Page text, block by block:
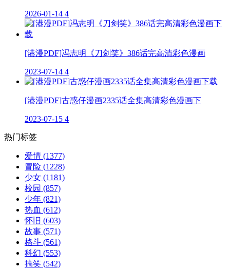
2026-01-14 4
[港漫PDF]冯志明《刀剑笑》386话完高清彩色漫画
2023-07-14 4
[港漫PDF]古惑仔漫画2335话全集高清彩色漫画下
2023-07-15 4
热门标签
爱情 (1377)
冒险 (1228)
少女 (1181)
校园 (857)
少年 (821)
热血 (612)
怀旧 (603)
故事 (571)
格斗 (561)
科幻 (553)
搞笑 (542)